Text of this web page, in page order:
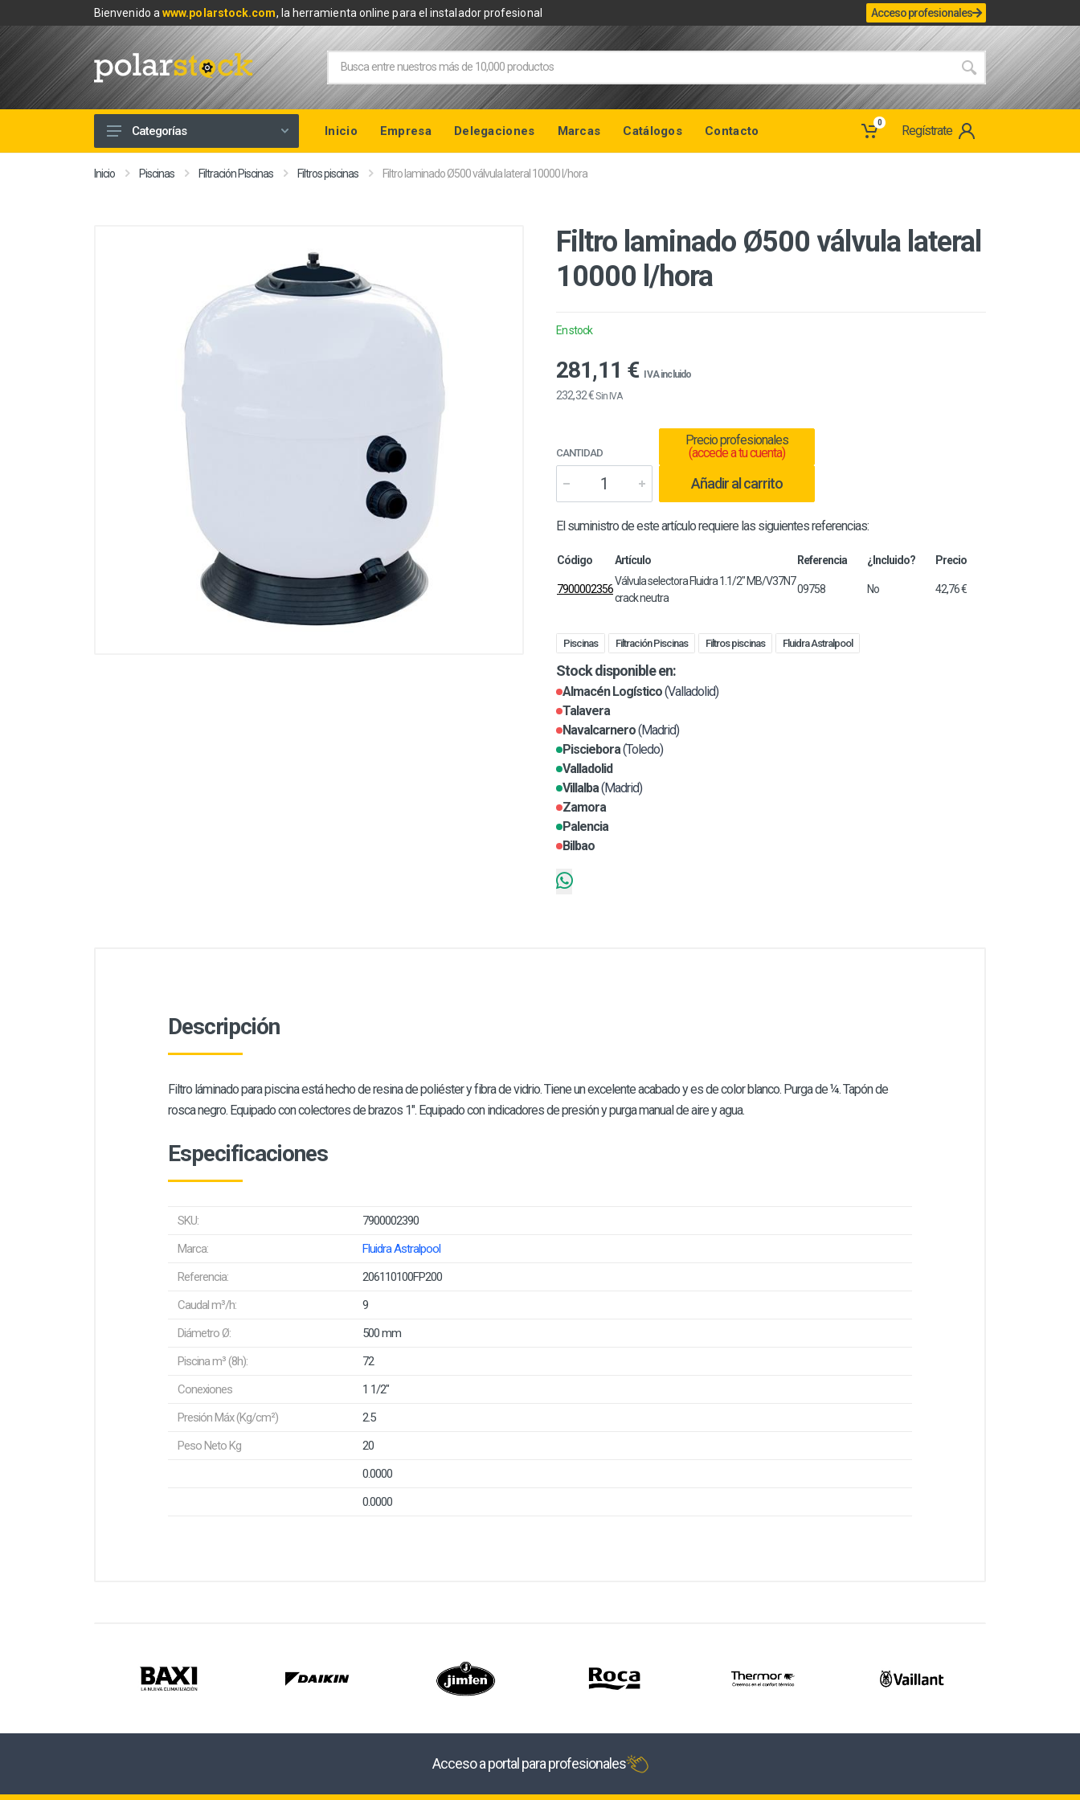
Bienvenido awww.polarstock.com, la herramienta online para el instalador profesional Acceso profesionales
Calefacción
Herramientas y Ferretería
Categorías Inicio Empresa Delegaciones Marcas Catálogos Contacto
0
Regístrate
Inicio Piscinas Filtración Piscinas Filtros piscinas Filtro laminado Ø500 válvula lateral 10000 l/hora
Filtro laminado Ø500 válvula lateral
10000 l/hora
En stock
281,11 € IVA incluido
232,32 €Sin IVA
CANTIDAD
Precio profesionales
(accede a tu cuenta)
Añadir al carrito
El suministro de este artículo requiere las siguientes referencias:
Código Artículo Referencia ¿Incluido? Precio
7900002356
Válvula selectora Fluidra 1.1/2" MB/V37N7
crack neutra
09758 No 42,76 €
Piscinas Filtración Piscinas Filtros piscinas Fluidra Astralpool
Stock disponible en:
Almacén Logístico(Valladolid)
Talavera
Navalcarnero(Madrid)
Pisciebora(Toledo)
Valladolid
Villalba(Madrid)
Zamora
Palencia
Bilbao
Descripción
Filtro láminado para piscina está hecho de resina de poliéster y fibra de vidrio. Tiene un excelente acabado y es de color blanco. Purga de ¼. Tapón de
rosca negro. Equipado con colectores de brazos 1". Equipado con indicadores de presión y purga manual de aire y agua.
Especificaciones
SKU:
7900002390
Marca:
Fluidra Astralpool
Referencia:
206110100FP200
Caudal m³/h:
9
Diámetro Ø:
500 mm
Piscina m³ (8h):
72
Conexiones
1 1/2"
Presión Máx (Kg/cm²)
2.5
Peso Neto Kg
20
0.0000
0.0000
Acceso a portal para profesionales